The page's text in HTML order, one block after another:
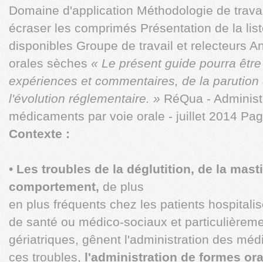
Domaine d'application Méthodologie de
écraser les comprimés Présentation de la
disponibles Groupe de travail et relecteurs
orales sèches « Le présent guide pourra
expériences et commentaires, de la
l'évolution réglementaire. » RéQua -
médicaments par voie orale - juillet 2014
Contexte :
• Les troubles de la déglutition, de la
comportement, de plus
en plus fréquents chez les patients
de santé ou médico-sociaux et
gériatriques, gênent l'administration des
ces troubles, l'administration de formes